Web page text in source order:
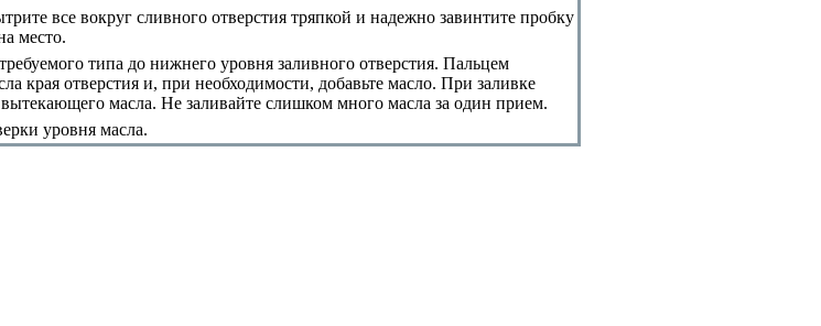
все вокруг сливного отверстия тряпкой и надежно завинтите пробку
место.
типа до нижнего уровня заливного отверстия. Пальцем
края отверстия и, при необходимости, добавьте масло. При заливке
вытекающего масла. Не заливайте слишком много масла за один прием.
уровня масла.